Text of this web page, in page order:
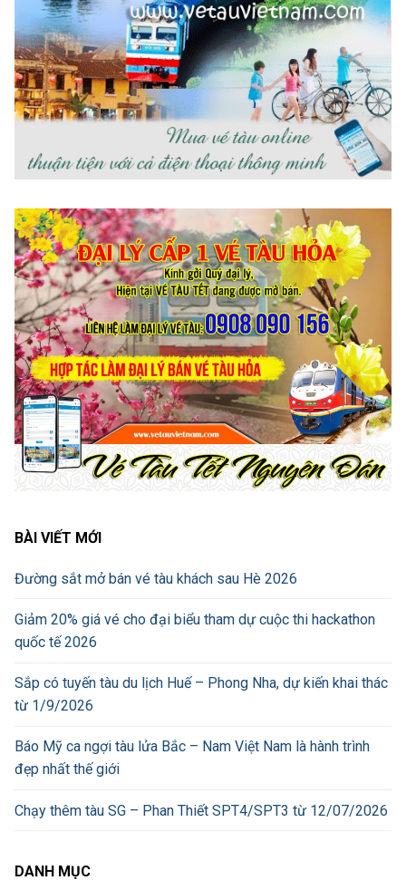
BÀI VIẾT MỚI
Đường sắt mở bán vé tàu khách sau Hè 2026
Giảm 20% giá vé cho đại biểu tham dự cuộc thi hackathon
quốc tế 2026
Sắp có tuyến tàu du lịch Huế – Phong Nha, dự kiến khai thác
từ 1/9/2026
Báo Mỹ ca ngợi tàu lửa Bắc – Nam Việt Nam là hành trình
đẹp nhất thế giới
Chạy thêm tàu SG – Phan Thiết SPT4/SPT3 từ 12/07/2026
DANH MỤC